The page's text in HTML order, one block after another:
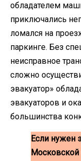
обладателем
приключались
ломался на
паркинге. Без
неисправное
сложно
эвакуатор»
эвакуаторов и
большинства
Если нужен
Московской